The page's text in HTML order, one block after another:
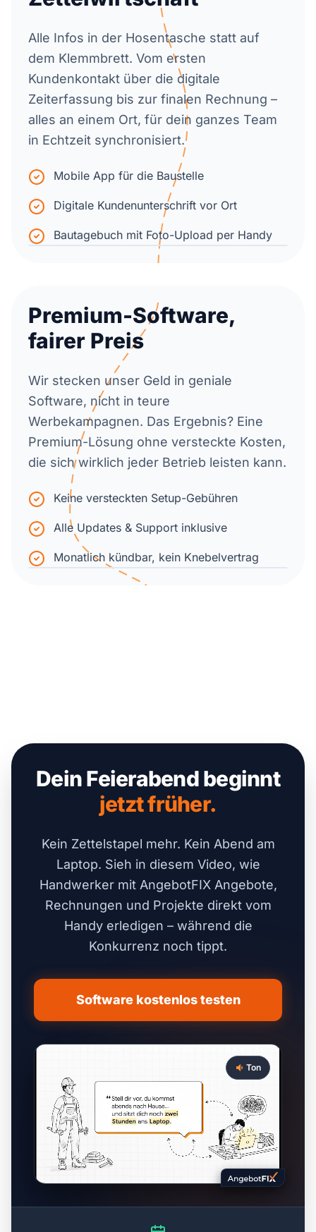
Alle Infos in der Hosentasche statt auf
dem Klemmbrett. Vom ersten
Kundenkontakt über die digitale
Zeiterfassung bis zur finalen Rechnung –
alles an einem Ort, für dein ganzes Team
in Echtzeit synchronisiert.
Mobile App für die Baustelle
Digitale Kundenunterschrift vor Ort
Bautagebuch mit Foto-Upload per Handy
Premium-Software,
fairer Preis
Wir stecken unser Geld in geniale
Software, nicht in teure
Werbekampagnen. Das Ergebnis? Eine
Premium-Lösung ohne versteckte Kosten,
die sich wirklich jeder Betrieb leisten kann.
Keine versteckten Setup-Gebühren
Alle Updates & Support inklusive
Monatlich kündbar, kein Knebelvertrag
Dein Feierabend beginnt
jetzt früher.
Kein Zettelstapel mehr. Kein Abend am
Laptop. Sieh in diesem Video, wie
Handwerker mit AngebotFIX Angebote,
Rechnungen und Projekte direkt vom
Handy erledigen – während die
Konkurrenz noch tippt.
Software kostenlos testen
Ton